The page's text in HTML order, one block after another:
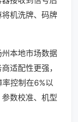
机洗牌、码牌
本地市场数据
适配性更强，
控制在6%以
数校准、机型